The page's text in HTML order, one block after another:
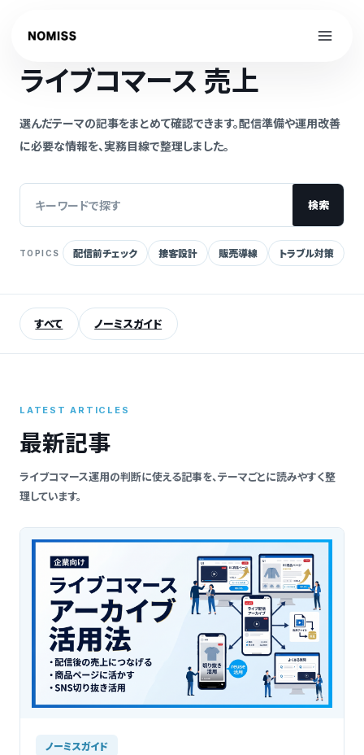
ライブコマース 売上
選んだテーマの記事をまとめて確認できます。配信準備や運用改善
に必要な情報を、実務目線で整理しました。
事
検索
TOPICS 配信前チェック 接客設計 販売導線 トラブル対策
すべて ノーミスガイド
LATEST ARTICLES
最新記事
ライブコマース運用の判断に使える記事を、テーマごとに読みやすく整
理しています。
ノーミスガイド